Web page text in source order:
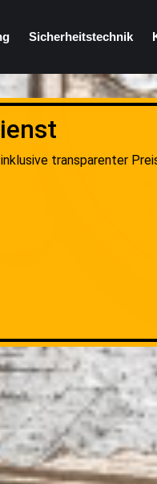
Sicherheitstechnik
transparenter